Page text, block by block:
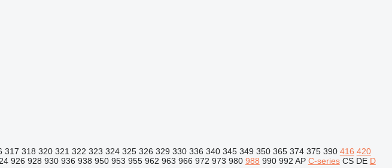
317 318 320 321 322 323 324 325 326 329 330 336 340 345 349 350 365 374 375 390 416 420
926 928 930 936 938 950 953 955 962 963 966 972 973 980 988 990 992 AP C-series CS DE D